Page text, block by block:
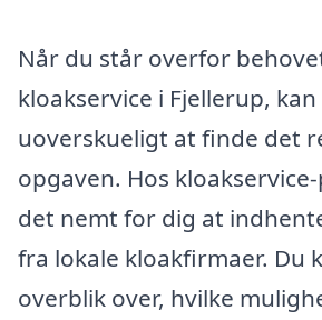
Når du står overfor
kloakservice i Fjellerup,
uoverskueligt at finde det
opgaven. Hos
det nemt for dig at
fra lokale kloakfirmaer. Du
overblik over, hvilke